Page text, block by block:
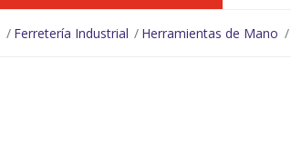
Ferretería Industrial Herramientas de Mano